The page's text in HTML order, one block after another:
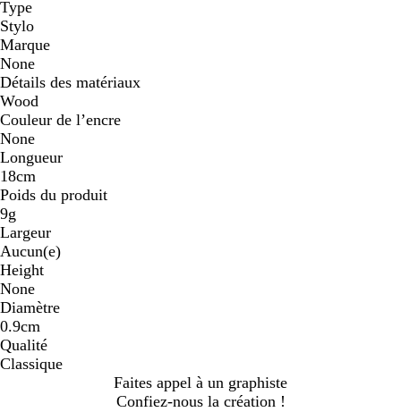
Type
Stylo
Marque
None
Détails des matériaux
Wood
Couleur de l’encre
None
Longueur
18cm
Poids du produit
9g
Largeur
Aucun(e)
Height
None
Diamètre
0.9cm
Qualité
Classique
Faites appel à un graphiste
Confiez-nous la création !